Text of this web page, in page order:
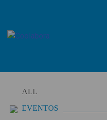
content
ALL
EVENTOS